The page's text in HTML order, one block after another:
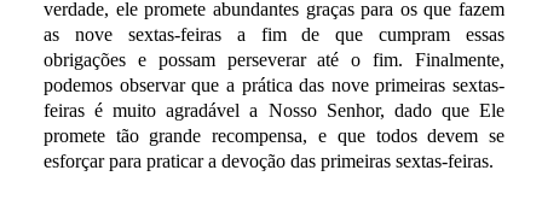
verdade, ele promete abundantes graças para os que fazem
as nove sextas-feiras a fim de que cumpram essas
obrigações e possam perseverar até o fim. Finalmente,
podemos observar que a prática das nove primeiras sextas-
feiras é muito agradável a Nosso Senhor, dado que Ele
promete tão grande recompensa, e que todos devem se
esforçar para praticar a devoção das primeiras sextas-feiras.